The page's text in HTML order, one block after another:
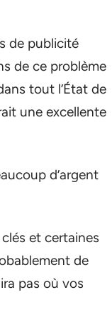
de publicité
de ce problème
tout l’État de
une excellente
d’argent
et certaines
de
pas où vos